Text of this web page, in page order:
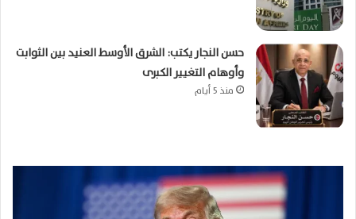
حسن النجار يكتب: الشرق الأوسط العنيد بين الثوابت
وأوهام التغيير الكبرى
منذ 5 أيام